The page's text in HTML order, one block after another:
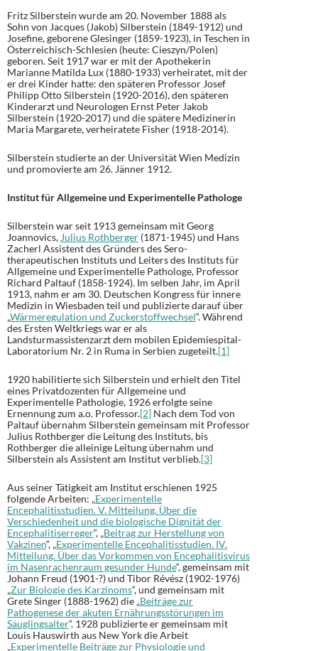
Fritz Silberstein wurde am 20. November 1888 als
Sohn von Jacques (Jakob) Silberstein (1849-1912) und
Josefine, geborene Glesinger (1859-1923), in Teschen in
Österreichisch-Schlesien (heute: Cieszyn/Polen)
geboren. Seit 1917 war er mit der Apothekerin
Marianne Matilda Lux (1880-1933) verheiratet, mit der
er drei Kinder hatte: den späteren Professor Josef
Philipp Otto Silberstein (1920-2016), den späteren
Kinderarzt und Neurologen Ernst Peter Jakob
Silberstein (1920-2017) und die spätere Medizinerin
Maria Margarete, verheiratete Fisher (1918-2014).
Silberstein studierte an der Universität Wien Medizin
und promovierte am 26. Jänner 1912.
Institut fürAllgemeine und Experimentelle Pathologe
Silberstein war seit 1913 gemeinsam mit Georg
Joannovics, Julius Rothberger (1871-1945) und Hans
Zacherl Assistent des Gründers des Sero-
therapeutischen Instituts und Leiters des Instituts für
Allgemeine und Experimentelle Pathologe, Professor
Richard Paltauf (1858-1924). Im selben Jahr, im April
1913, nahm er am 30. Deutschen Kongress für innere
Medizin in Wiesbaden teil und publizierte darauf über
„Wärmeregulation und Zuckerstoffwechsel“. Während
des Ersten Weltkriegs war er als
Landsturmassistenzarzt dem mobilen Epidemiespital-
Laboratorium Nr. 2 in Ruma in Serbien zugeteilt.[1]
1920 habilitierte sich Silberstein und erhielt den Titel
eines Privatdozenten für Allgemeine und
Experimentelle Pathologie, 1926 erfolgte seine
Ernennung zum a.o. Professor.[2] Nach dem Tod von
Paltauf übernahm Silberstein gemeinsam mit Professor
Julius Rothberger die Leitung des Instituts, bis
Rothberger die alleinige Leitung übernahm und
Silberstein als Assistent am Institut verblieb.[3]
Aus seiner Tätigkeit am Institut erschienen 1925
folgende Arbeiten: „Experimentelle
Encephalitisstudien. V. Mitteilung. Über die
Verschiedenheit und die biologische Dignität der
Encephalitiserreger“, „Beitrag zur Herstellung von
Vakzinen“, „Experimentelle Encephalitisstudien. IV.
Mitteilung. Über das Vorkommen von Encephalitisvirus
im Nasenrachenraum gesunder Hunde“, gemeinsam mit
Johann Freud (1901-?) und Tibor Révész (1902-1976)
„Zur Biologie des Karzinoms“, und gemeinsam mit
Grete Singer (1888-1962) die „Beiträge zur
Pathogenese der akuten Ernährungsstörungen im
Säuglingsalter“. 1928 publizierte er gemeinsam mit
Louis Hauswirth aus New York die Arbeit
„Experimentelle Beiträge zur Physiologie und